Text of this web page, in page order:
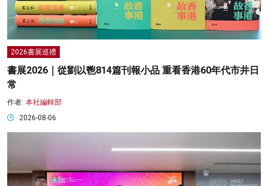
2026書展巡禮
書展2026｜從劉以鬯814篇刊報小品 重看香港60年代市井日
常
作者: 本社編輯部
2026-08-06